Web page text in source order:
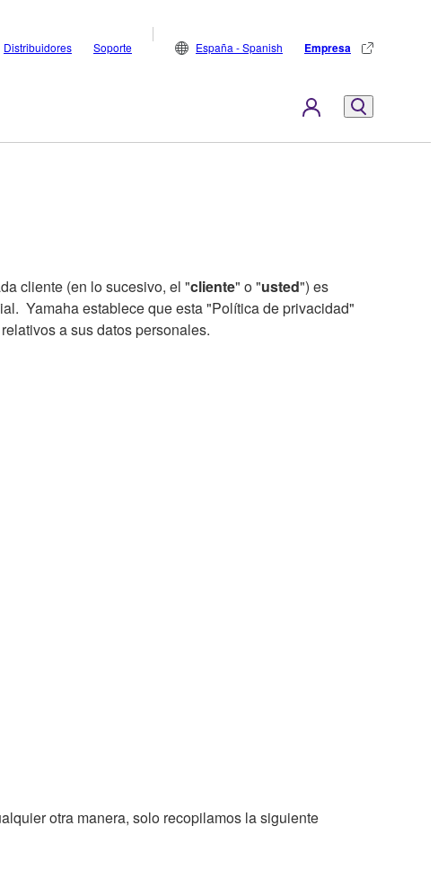
Distribuidores Soporte España - Spanish Empresa
cliente (en lo sucesivo, el "cliente" o "usted") es
Yamaha establece que esta "Política de privacidad"
a sus datos personales.
otra manera, solo recopilamos la siguiente